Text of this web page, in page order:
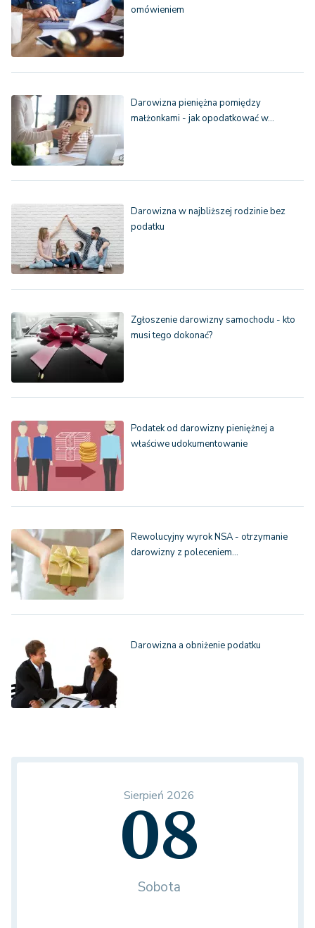
omówieniem
Darowizna pieniężna pomiędzy
małżonkami - jak opodatkować w…
Darowizna w najbliższej rodzinie bez
podatku
Zgłoszenie darowizny samochodu - kto
musi tego dokonać?
Podatek od darowizny pieniężnej a
właściwe udokumentowanie
Rewolucyjny wyrok NSA - otrzymanie
darowizny z poleceniem…
Darowizna a obniżenie podatku
Sierpień 2026
08
Sobota